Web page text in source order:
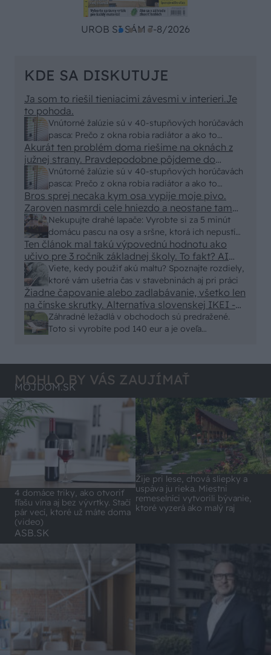
UROB SI SÁM 7-8/2026
KDE SA DISKUTUJE
Vnútorné žalúzie sú v 40-stupňových horúčavách
pasca: Prečo z okna robia radiátor a ako to
vyriešiť za pár eur?
Ja som to riešil tieniacimi závesmi v interieri.Je
to pohoda.
Vnútorné žalúzie sú v 40-stupňových horúčavách
pasca: Prečo z okna robia radiátor a ako to
vyriešiť za pár eur?
Akurát ten problém doma riešime na oknách z
južnej strany. Pravdepodobne pôjdeme do
vonkajšieho tienenia na spôsob markízy
250x150cm. Čínsky predajcovia idú okolo 100
eur kus.
Nekupujte drahé lapače: Vyrobte si za 5 minút
domácu pascu na osy a sršne, ktorá ich nepustí
von
Bros sprej necaka kym osa vypije moje pivo.
Zaroven nasmrdi cele hniezdo a neostane tam
nic zive. Vasa pasca naucinke moc efektivne.
Skor pritiahne slimaky
Viete, kedy použiť akú maltu? Spoznajte rozdiely,
ktoré vám ušetria čas v stavebninách aj pri práci
Ten článok mal takú výpovednú hodnotu ako
učivo pre 3 ročník základnej školy. To fakt? AI
alebo nejaka kniha z VŠ? Dnešné rychlotvrdnuce
malty - pevnosť 40 Mpa a doba schnutia tak 15
minut , k tomu vodotesné s kryštálikou. A rozdiel
- schnutie a zretie. Nič?
Záhradné ležadlá v obchodoch sú predražené.
Toto si vyrobíte pod 140 eur a je oveľa
Žiadne čapovanie alebo zadlabávanie, všetko len
na čínske skrutky. Alternatíva slovenskej IKEI -
čo sa týka pevnosti. Autor si nedal veľa námahy s
remeselným spracovaním, škoda. No lepšie než
MOHLO BY VÁS ZAUJÍMAŤ
MÔJDOM.SK
4 domáce triky, ako otvoriť
fľašu vína aj bez vývrtky. Stačí
pár vecí, ktoré už máte doma
(video)
Žije pri lese, chová sliepky a
uspáva ju rieka. Miestni
remeselníci vytvorili bývanie,
ktoré vyzerá ako malý raj
ASB.SK